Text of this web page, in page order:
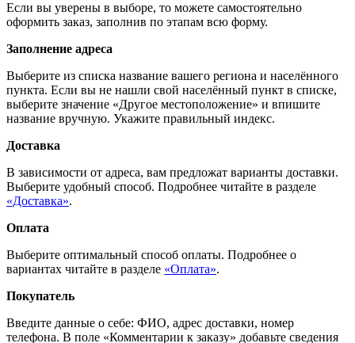
Если вы уверены в выборе, то можете самостоятельно
оформить заказ, заполнив по этапам всю форму.
Заполнение адреса
Выберите из списка название вашего региона и населённого
пункта. Если вы не нашли свой населённый пункт в списке,
выберите значение «Другое местоположение» и впишите
название вручную. Укажите правильный индекс.
Доставка
В зависимости от адреса, вам предложат варианты доставки.
Выберите удобный способ. Подробнее читайте в разделе
«Доставка».
Оплата
Выберите оптимальный способ оплаты. Подробнее о
вариантах читайте в разделе «Оплата».
Покупатель
Введите данные о себе: ФИО, адрес доставки, номер
телефона. В поле «Комментарии к заказу» добавьте сведения